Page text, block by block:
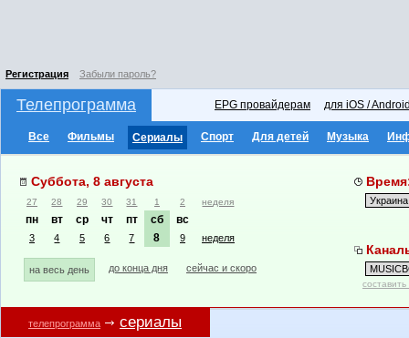
Регистрация Забыли пароль?
Телепрограмма EPG провайдерам для iOS /
Все Фильмы Сериалы Спорт Для детей Музыка
Суббота, 8 августа
27 28 29 30 31 1 2 неделя
пн вт ср чт пт сб вс
3 4 5 6 7 8 9 неделя
на весь день до конца дня сейчас и скоро
телепрограмма сериалы